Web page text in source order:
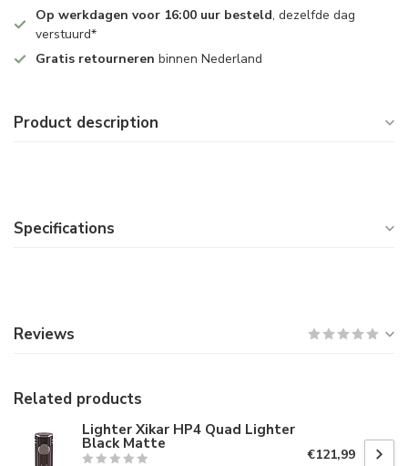
Op werkdagen voor 16:00 uur besteld, dezelfde dag
verstuurd*
Gratis retourneren binnen Nederland
Product description
Specifications
Reviews
Related products
Lighter Xikar HP4 Quad Lighter
Black Matte
€121,99